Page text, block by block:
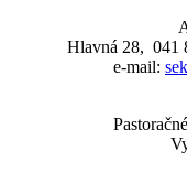
Hlavná 28, 041
e-mail: